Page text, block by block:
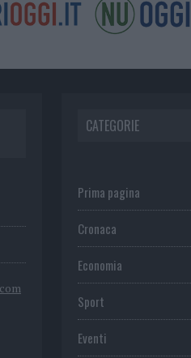
CATEGORIE
Prima pagina
Cronaca
Economia
Sport
Eventi